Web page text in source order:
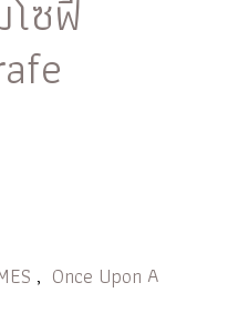
ซฟี
, Once Upon A